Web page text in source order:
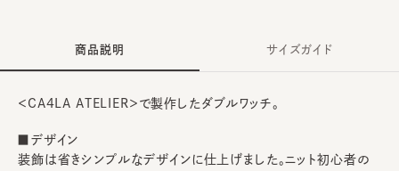
商品説明
＜CA4LA ATELIER＞で製作したダブルワッチ。
■デザイン
装飾は省きシンプルなデザインに仕上げました。ニット初心者の
サイズガイド